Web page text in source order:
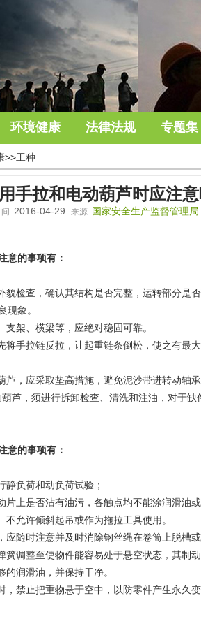
环境健康 法律法规 专题集
>>工种
手拉和电动葫芦时应注
: 2016-04-29 来源: 国家安全生产监督管理
的事项有：
检查，确认其结构是否完整，运转部分是
现象。
架、横梁等，应绝对稳固可靠。
手拉链反拉，让起重链条倒松，使之有最
，应采取垫高措施，避免泥沙带进转动轴承
，须进行拆卸检查、清洗和注油，对于缺
的事项有：
负荷和动负荷试验；
上是否沾有油污，各触点均不能涂润滑油或
允许倾斜起吊或作为拖拉工具使用。
随时注意并及时消除钢丝绳在卷筒上脱槽或
整至使物件能容易处于悬空状态，其制动
润滑油，并保持干净。
禁止把重物悬于空中，以防零件产生永久变